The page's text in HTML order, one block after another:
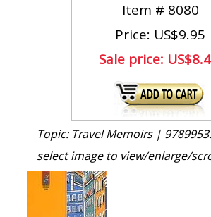
Item # 8080
Price: US$9.95
Sale price:
Topic: Travel Memoirs |
select image to view/enlarge/